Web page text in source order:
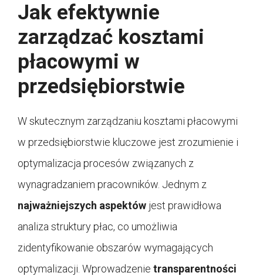
Jak efektywnie
zarządzać kosztami
płacowymi w
przedsiębiorstwie
W skutecznym zarządzaniu kosztami płacowymi
w przedsiębiorstwie kluczowe jest zrozumienie i
optymalizacja procesów związanych z
wynagradzaniem pracowników. Jednym z
najważniejszych aspektów jest prawidłowa
analiza struktury płac, co umożliwia
zidentyfikowanie obszarów wymagających
optymalizacji. Wprowadzenie transparentności